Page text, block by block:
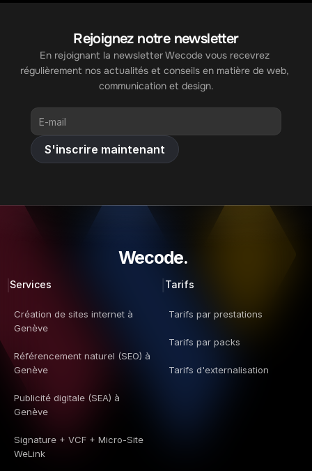
Rejoignez notre newsletter
En rejoignant la newsletter Wecode vous recevrez
régulièrement nos actualités et conseils en matière de web,
communication et design.
S'inscrire maintenant
Wecode.
Services
Création de sites internet à
Genève
Référencement naturel (SEO) à
Genève
Publicité digitale (SEA) à
Genève
Signature + VCF + Micro-Site
WeLink
Tarifs
Tarifs par prestations
Tarifs par packs
Tarifs d'externalisation